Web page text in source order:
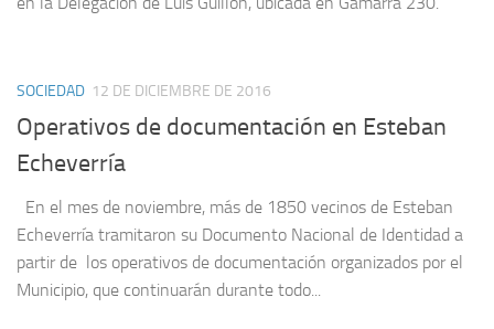
SOCIEDAD 12 DE DICIEMBRE DE 2016
Operativos de documentación en Esteban
Echeverría
En el mes de noviembre, más de 1850 vecinos de Esteban
Echeverría tramitaron su Documento Nacional de Identidad a
partir de los operativos de documentación organizados por el
Municipio, que continuarán durante todo...